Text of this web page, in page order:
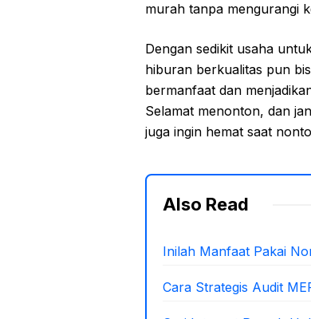
murah tanpa mengurangi
Dengan sedikit usaha
hiburan berkualitas pun
bermanfaat dan
Selamat menonton, dan
juga ingin hemat saat
Also Read
Inilah Manfaat Pakai
Cara Strategis Audit